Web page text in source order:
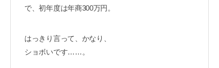
で、初年度は年商300万円。
はっきり言って、かなり、
ショボいです……。